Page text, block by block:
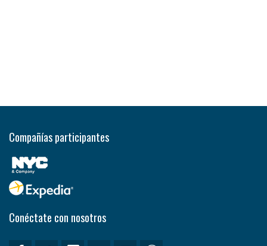
Compañías participantes
Conéctate con nosotros